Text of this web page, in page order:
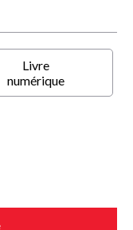
Livre
numérique